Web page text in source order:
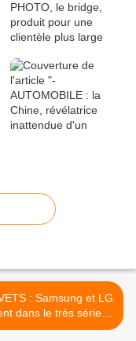
: Samsung et LG
dans le très sérieux
5" planétaire des